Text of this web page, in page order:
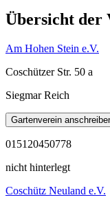
Übersicht der
Am Hohen Stein e.V.
Coschützer Str. 50 a
Siegmar Reich
015120450778
nicht hinterlegt
Coschütz Neuland e.V.